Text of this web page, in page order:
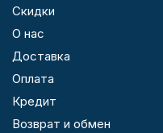
Скидки
О нас
Доставка
Оплата
Кредит
Возврат и обмен